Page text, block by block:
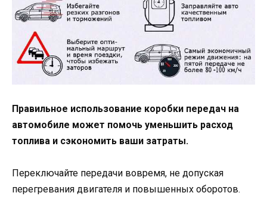
Правильное использование коробки передач на
автомобиле может помочь уменьшить расход
топлива и сэкономить ваши затраты.
Переключайте передачи вовремя, не допуская
перегревания двигателя и повышенных оборотов.